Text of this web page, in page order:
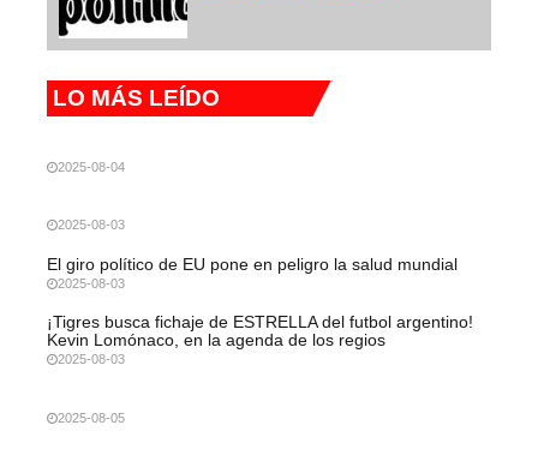
LO MÁS LEÍDO
2025-08-04
2025-08-03
El giro político de EU pone en peligro la salud mundial
2025-08-03
¡Tigres busca fichaje de ESTRELLA del futbol argentino!
Kevin Lomónaco, en la agenda de los regios
2025-08-03
2025-08-05